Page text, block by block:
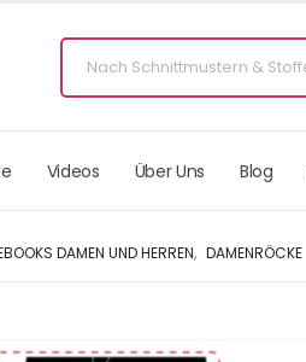
Videos Über Uns Blog
DAMEN UND HERREN, DAMENRÖCKE